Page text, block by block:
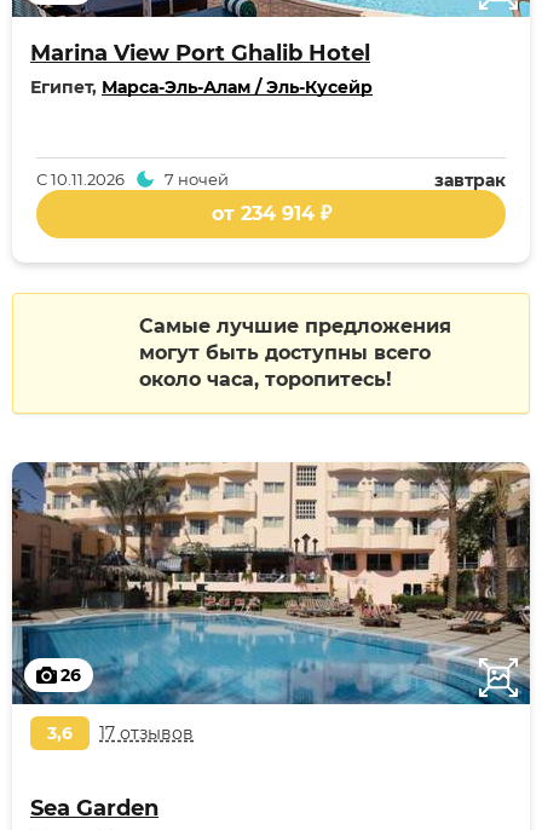
Marina View Port Ghalib Hotel
Египет, Марса-Эль-Алам / Эль-Кусейр
завтрак
С10.11.2026 7 ночей
от 234 914 ₽
Самые лучшие предложения
могут быть доступны всего
около часа, торопитесь!
26
3,6 17 отзывов
Sea Garden